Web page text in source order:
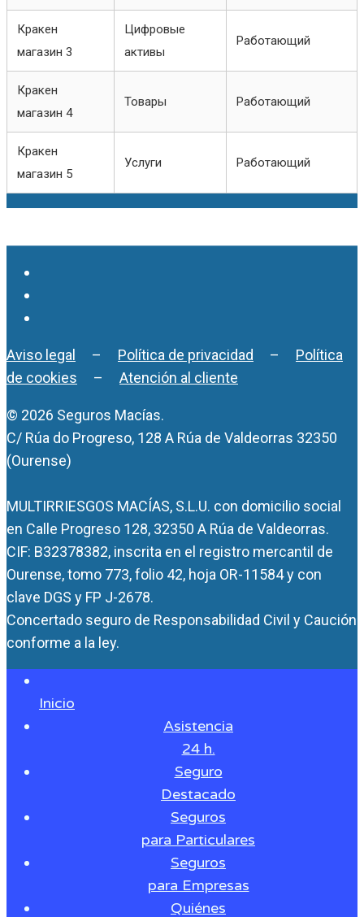
Кракен
магазин 3
Цифровые
активы
Работающий
Кракен
магазин 4
Товары Работающий
Кракен
магазин 5
Услуги Работающий
Aviso legal – Política de privacidad – Política
de cookies – Atención al cliente
© 2026 Seguros Macías.
C/ Rúa do Progreso, 128 A Rúa de Valdeorras 32350
(Ourense)
MULTIRRIESGOS MACÍAS, S.L.U. con domicilio social
en Calle Progreso 128, 32350 A Rúa de Valdeorras.
CIF: B32378382, inscrita en el registro mercantil de
Ourense, tomo 773, folio 42, hoja OR-11584 y con
clave DGS y FP J-2678.
Concertado seguro de Responsabilidad Civil y Caución
conforme a la ley.
Inicio
Asistencia
24 h.
Seguro
Destacado
Seguros
para Particulares
Seguros
para Empresas
Quiénes